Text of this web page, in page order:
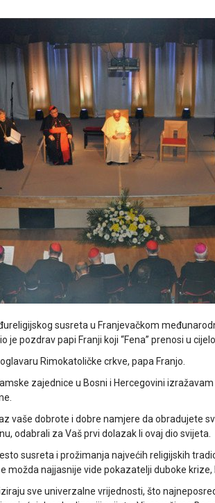
susreta u Franjevačkom
je pozdrav papi Franji koji “Fena” prenosi u
Rimokatoličke crkve, papa Franjo.
zajednice u Bosni i Hercegovini
vaše dobrote i dobre namjere da obradujete
odabrali za Vaš prvi dolazak li ovaj dio svijeta.
susreta i prožimanja najvećih religijskih
možda najjasnije vide pokazatelji duboke
sve univerzalne vrijednosti, što